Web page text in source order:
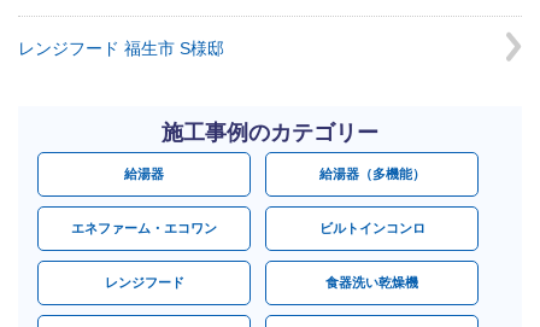
レンジフード 福生市 S様邸
施工事例のカテゴリー
給湯器 給湯器（多機能）
エネファーム・エコワン ビルトインコンロ
レンジフード 食器洗い乾燥機